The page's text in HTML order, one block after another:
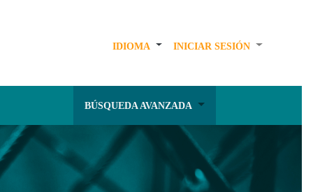
IDIOMA INICIAR SESIÓN
BÚSQUEDA AVANZADA